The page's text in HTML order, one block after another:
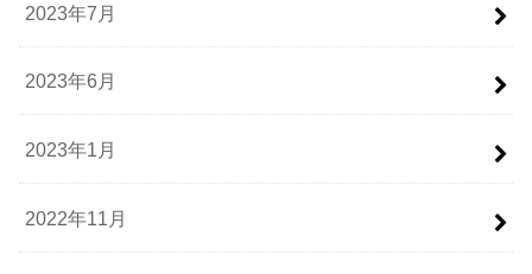
2023年7月
2023年6月
2023年1月
2022年11月